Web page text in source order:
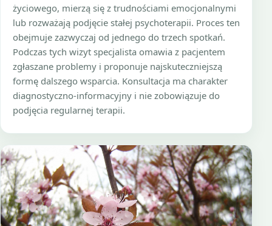
życiowego, mierzą się z trudnościami emocjonalnymi
lub rozważają podjęcie stałej psychoterapii. Proces ten
obejmuje zazwyczaj od jednego do trzech spotkań.
Podczas tych wizyt specjalista omawia z pacjentem
zgłaszane problemy i proponuje najskuteczniejszą
formę dalszego wsparcia. Konsultacja ma charakter
diagnostyczno-informacyjny i nie zobowiązuje do
podjęcia regularnej terapii.